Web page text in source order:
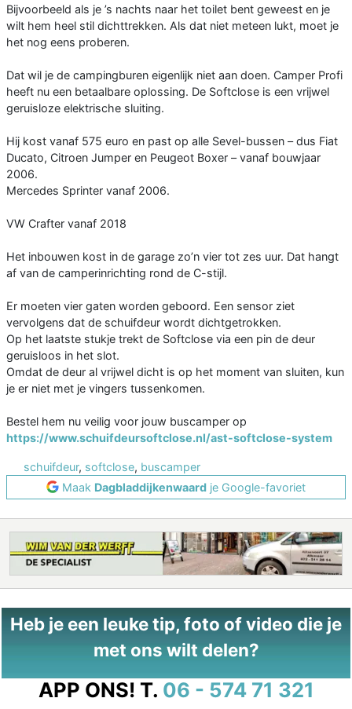
Bijvoorbeeld als je ’s nachts naar het toilet bent geweest en je
wilt hem heel stil dichttrekken. Als dat niet meteen lukt, moet je
het nog eens proberen.
Dat wil je de campingburen eigenlijk niet aan doen. Camper Profi
heeft nu een betaalbare oplossing. De Softclose is een vrijwel
geruisloze elektrische sluiting.
Hij kost vanaf 575 euro en past op alle Sevel-bussen – dus Fiat
Ducato, Citroen Jumper en Peugeot Boxer – vanaf bouwjaar
2006.
Mercedes Sprinter vanaf 2006.
VW Crafter vanaf 2018
Het inbouwen kost in de garage zo’n vier tot zes uur. Dat hangt
af van de camperinrichting rond de C-stijl.
Er moeten vier gaten worden geboord. Een sensor ziet
vervolgens dat de schuifdeur wordt dichtgetrokken.
Op het laatste stukje trekt de Softclose via een pin de deur
geruisloos in het slot.
Omdat de deur al vrijwel dicht is op het moment van sluiten, kun
je er niet met je vingers tussenkomen.
Bestel hem nu veilig voor jouw buscamper op
https://www.schuifdeursoftclose.nl/ast-softclose-system
schuifdeur, softclose, buscamper
Maak Dagbladdijkenwaard je Google-favoriet
Heb je een leuke tip, foto of video die je
met ons wilt delen?
APP ONS! T. 06 - 574 71 321